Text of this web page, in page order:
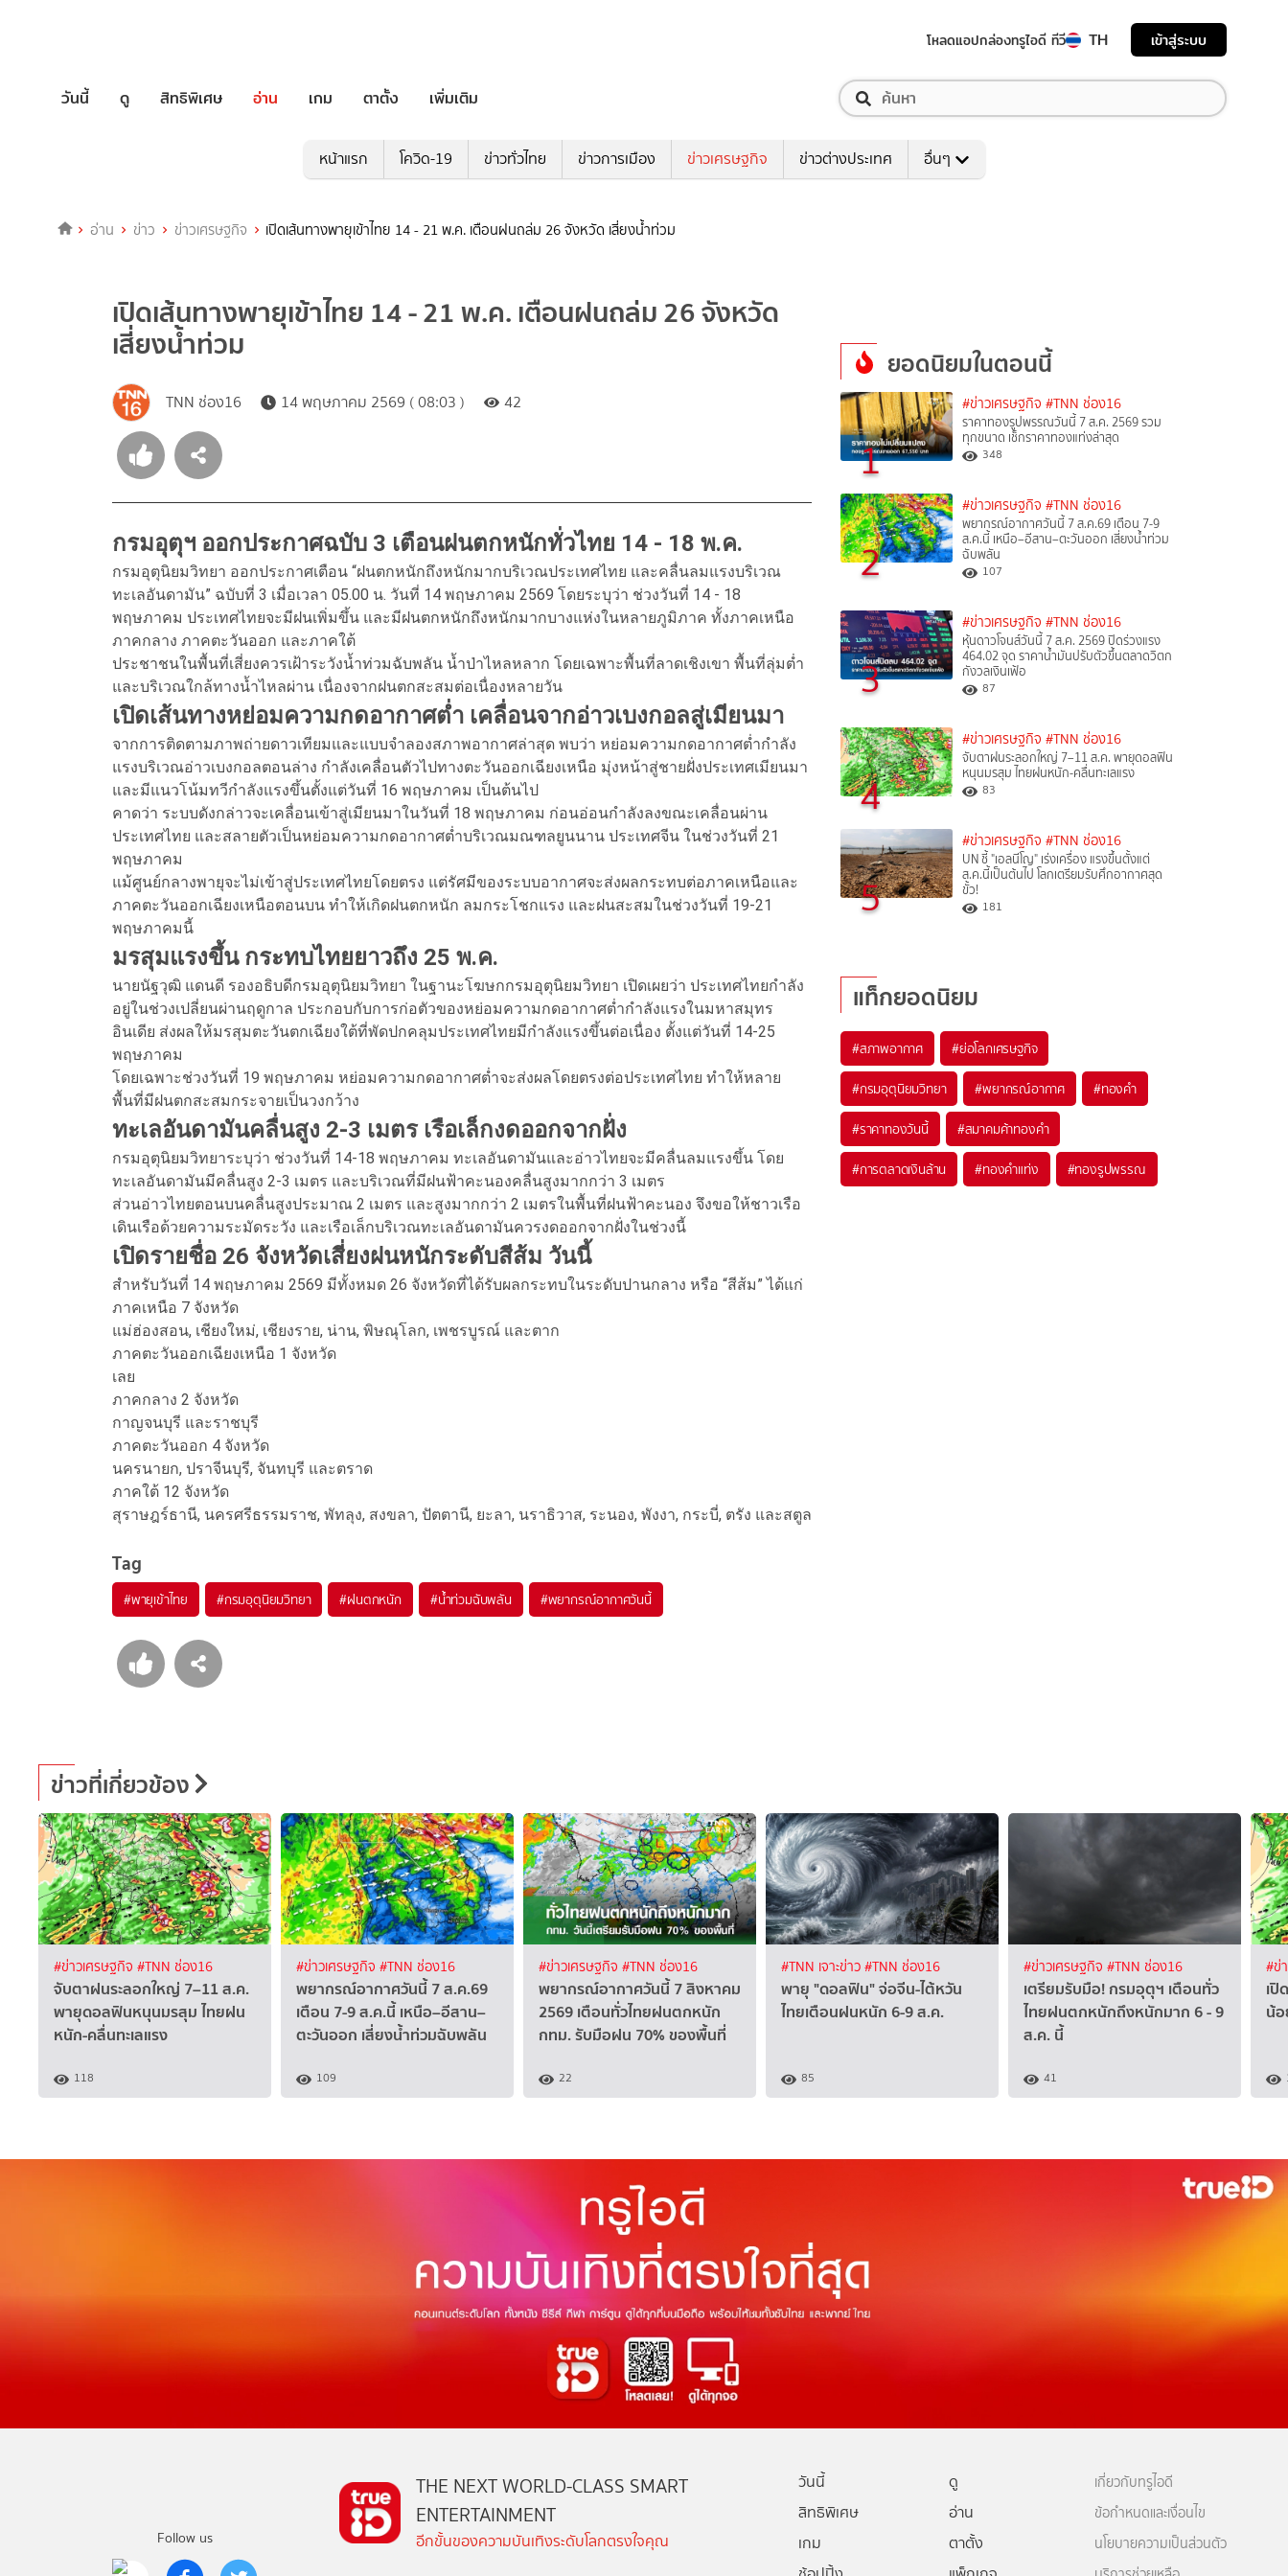
โหลดแอปกล่องทรูไอดี ทีวี TH เข้าสู่ระบบ
วันนี้ ดู สิทธิพิเศษ อ่าน เกม ตาตั้ง เพิ่มเติม
หน้าแรก โควิด-19 ข่าวทั่วไทย ข่าวการเมือง ข่าวเศรษฐกิจ ข่าวต่างประเทศ อื่นๆ
อ่าน ข่าว ข่าวเศรษฐกิจ เปิดเส้นทางพายุเข้าไทย 14 - 21 พ.ค. เตือนฝนถล่ม 26 จังหวัด เสี่ยงน้ำท่วม
เปิดเส้นทางพายุเข้าไทย 14 - 21 พ.ค. เตือนฝนถล่ม 26 จังหวัด
เสี่ยงน้ำท่วม
TNN ช่อง16 14 พฤษภาคม 2569 ( 08:03 ) 42
กรมอุตุฯ ออกประกาศฉบับ 3 เตือนฝนตกหนักทั่วไทย 14 - 18 พ.ค.
กรมอุตุนิยมวิทยา ออกประกาศเตือน “ฝนตกหนักถึงหนักมากบริเวณประเทศไทย และคลื่นลมแรงบริเวณ
ทะเลอันดามัน” ฉบับที่ 3 เมื่อเวลา 05.00 น. วันที่ 14 พฤษภาคม 2569 โดยระบุว่า ช่วงวันที่ 14 - 18
พฤษภาคม ประเทศไทยจะมีฝนเพิ่มขึ้น และมีฝนตกหนักถึงหนักมากบางแห่งในหลายภูมิภาค ทั้งภาคเหนือ
ภาคกลาง ภาคตะวันออก และภาคใต้
ประชาชนในพื้นที่เสี่ยงควรเฝ้าระวังน้ำท่วมฉับพลัน น้ำป่าไหลหลาก โดยเฉพาะพื้นที่ลาดเชิงเขา พื้นที่ลุ่มต่ำ
และบริเวณใกล้ทางน้ำไหลผ่าน เนื่องจากฝนตกสะสมต่อเนื่องหลายวัน
เปิดเส้นทางหย่อมความกดอากาศต่ำ เคลื่อนจากอ่าวเบงกอลสู่เมียนมา
จากการติดตามภาพถ่ายดาวเทียมและแบบจำลองสภาพอากาศล่าสุด พบว่า หย่อมความกดอากาศต่ำกำลัง
แรงบริเวณอ่าวเบงกอลตอนล่าง กำลังเคลื่อนตัวไปทางตะวันออกเฉียงเหนือ มุ่งหน้าสู่ชายฝั่งประเทศเมียนมา
และมีแนวโน้มทวีกำลังแรงขึ้นตั้งแต่วันที่ 16 พฤษภาคม เป็นต้นไป
คาดว่า ระบบดังกล่าวจะเคลื่อนเข้าสู่เมียนมาในวันที่ 18 พฤษภาคม ก่อนอ่อนกำลังลงขณะเคลื่อนผ่าน
ประเทศไทย และสลายตัวเป็นหย่อมความกดอากาศต่ำบริเวณมณฑลยูนนาน ประเทศจีน ในช่วงวันที่ 21
พฤษภาคม
แม้ศูนย์กลางพายุจะไม่เข้าสู่ประเทศไทยโดยตรง แต่รัศมีของระบบอากาศจะส่งผลกระทบต่อภาคเหนือและ
ภาคตะวันออกเฉียงเหนือตอนบน ทำให้เกิดฝนตกหนัก ลมกระโชกแรง และฝนสะสมในช่วงวันที่ 19-21
พฤษภาคมนี้
มรสุมแรงขึ้น กระทบไทยยาวถึง 25 พ.ค.
นายนัฐวุฒิ แดนดี รองอธิบดีกรมอุตุนิยมวิทยา ในฐานะโฆษกกรมอุตุนิยมวิทยา เปิดเผยว่า ประเทศไทยกำลัง
อยู่ในช่วงเปลี่ยนผ่านฤดูกาล ประกอบกับการก่อตัวของหย่อมความกดอากาศต่ำกำลังแรงในมหาสมุทร
อินเดีย ส่งผลให้มรสุมตะวันตกเฉียงใต้ที่พัดปกคลุมประเทศไทยมีกำลังแรงขึ้นต่อเนื่อง ตั้งแต่วันที่ 14-25
พฤษภาคม
โดยเฉพาะช่วงวันที่ 19 พฤษภาคม หย่อมความกดอากาศต่ำจะส่งผลโดยตรงต่อประเทศไทย ทำให้หลาย
พื้นที่มีฝนตกสะสมกระจายเป็นวงกว้าง
ทะเลอันดามันคลื่นสูง 2-3 เมตร เรือเล็กงดออกจากฝั่ง
กรมอุตุนิยมวิทยาระบุว่า ช่วงวันที่ 14-18 พฤษภาคม ทะเลอันดามันและอ่าวไทยจะมีคลื่นลมแรงขึ้น โดย
ทะเลอันดามันมีคลื่นสูง 2-3 เมตร และบริเวณที่มีฝนฟ้าคะนองคลื่นสูงมากกว่า 3 เมตร
ส่วนอ่าวไทยตอนบนคลื่นสูงประมาณ 2 เมตร และสูงมากกว่า 2 เมตรในพื้นที่ฝนฟ้าคะนอง จึงขอให้ชาวเรือ
เดินเรือด้วยความระมัดระวัง และเรือเล็กบริเวณทะเลอันดามันควรงดออกจากฝั่งในช่วงนี้
เปิดรายชื่อ 26 จังหวัดเสี่ยงฝนหนักระดับสีส้ม วันนี้
สำหรับวันที่ 14 พฤษภาคม 2569 มีทั้งหมด 26 จังหวัดที่ได้รับผลกระทบในระดับปานกลาง หรือ “สีส้ม” ได้แก่
ภาคเหนือ 7 จังหวัด
แม่ฮ่องสอน, เชียงใหม่, เชียงราย, น่าน, พิษณุโลก, เพชรบูรณ์ และตาก
ภาคตะวันออกเฉียงเหนือ 1 จังหวัด
เลย
ภาคกลาง 2 จังหวัด
กาญจนบุรี และราชบุรี
ภาคตะวันออก 4 จังหวัด
นครนายก, ปราจีนบุรี, จันทบุรี และตราด
ภาคใต้ 12 จังหวัด
สุราษฎร์ธานี, นครศรีธรรมราช, พัทลุง, สงขลา, ปัตตานี, ยะลา, นราธิวาส, ระนอง, พังงา, กระบี่, ตรัง และสตูล
Tag
#พายุเข้าไทย #กรมอุตุนิยมวิทยา #ฝนตกหนัก #น้ำท่วมฉับพลัน #พยากรณ์อากาศวันนี้
ยอดนิยมในตอนนี้
1
#ข่าวเศรษฐกิจ #TNN ช่อง16
ราคาทองรูปพรรณวันนี้ 7 ส.ค. 2569 รวม
ทุกขนาด เช็กราคาทองแท่งล่าสุด
348
2
#ข่าวเศรษฐกิจ #TNN ช่อง16
พยากรณ์อากาศวันนี้ 7 ส.ค.69 เตือน 7-9
ส.ค.นี้ เหนือ–อีสาน–ตะวันออก เสี่ยงน้ำท่วม
ฉับพลัน
107
3
#ข่าวเศรษฐกิจ #TNN ช่อง16
หุ้นดาวโจนส์วันนี้ 7 ส.ค. 2569 ปิดร่วงแรง
464.02 จุด ราคาน้ำมันปรับตัวขึ้นตลาดวิตก
กังวลเงินเฟ้อ
87
4
#ข่าวเศรษฐกิจ #TNN ช่อง16
จับตาฝนระลอกใหญ่ 7–11 ส.ค. พายุดอลฟิน
หนุนมรสุม ไทยฝนหนัก-คลื่นทะเลแรง
83
5
#ข่าวเศรษฐกิจ #TNN ช่อง16
UN ชี้ "เอลนีโญ" เร่งเครื่อง แรงขึ้นตั้งแต่
ส.ค.นี้เป็นต้นไป โลกเตรียมรับศึกอากาศสุด
ขั้ว!
181
แท็กยอดนิยม
#สภาพอากาศ #ย่อโลกเศรษฐกิจ
#กรมอุตุนิยมวิทยา #พยากรณ์อากาศ #ทองคำ
#ราคาทองวันนี้ #สมาคมค้าทองคำ
#การตลาดเงินล้าน #ทองคำแท่ง #ทองรูปพรรณ
ข่าวที่เกี่ยวข้อง
#ข่าวเศรษฐกิจ #TNN ช่อง16
จับตาฝนระลอกใหญ่ 7–11 ส.ค.
พายุดอลฟินหนุนมรสุม ไทยฝน
หนัก-คลื่นทะเลแรง
118
#ข่าวเศรษฐกิจ #TNN ช่อง16
พยากรณ์อากาศวันนี้ 7 ส.ค.69
เตือน 7-9 ส.ค.นี้ เหนือ–อีสาน–
ตะวันออก เสี่ยงน้ำท่วมฉับพลัน
109
#ข่าวเศรษฐกิจ #TNN ช่อง16
พยากรณ์อากาศวันนี้ 7 สิงหาคม
2569 เตือนทั่วไทยฝนตกหนัก
กทม. รับมือฝน 70% ของพื้นที่
22
#TNN เจาะข่าว#TNN ช่อง16
พายุ "ดอลฟิน" จ่อจีน-ไต้หวัน
ไทยเตือนฝนหนัก 6-9 ส.ค.
85
#ข่าวเศรษฐกิจ #TNN ช่อง16
เตรียมรับมือ! กรมอุตุฯ เตือนทั่ว
ไทยฝนตกหนักถึงหนักมาก 6 - 9
ส.ค. นี้
41
#ข่
เ
น้
Follow us
THE NEXT WORLD-CLASS SMART
ENTERTAINMENT
อีกขั้นของความบันเทิงระดับโลกตรงใจคุณ
วันนี้
ดู
สิทธิพิเศษ
อ่าน
เกม
ตาตั้ง
เกี่ยวกับทรูไอดี
ข้อกำหนดและเงื่อนไข
นโยบายความเป็นส่วนตัว